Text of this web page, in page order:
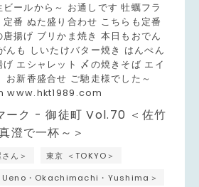
ん＞
東京 ＜TOKYO＞
Ueno・Okachimachi・Yushima＞
ールから～ お通しです 牡蠣フラ
番 ぬた盛り合わせ こちらも定番
揚げ ブリかま焼き 本日もおでん
んも しいたけバター焼き はんぺん
エシャレット 〆の焼きそば エイ
お新香盛合せ ご馳走様でした～
www.hkt1989.com